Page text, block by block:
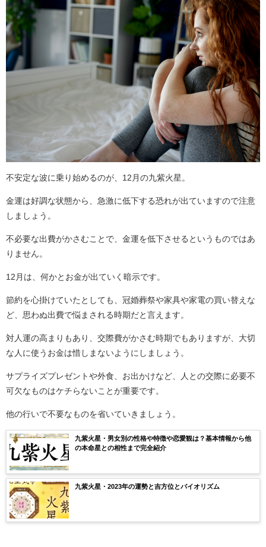
不安定な波に乗り始めるのが、12月の九紫火星。
金運は好調な状態から、急激に低下する恐れが出ていますので注意
しましょう。
不必要な出費がかさむことで、金運を低下させるというものではあ
りません。
12月は、何かとお金が出ていく暗示です。
節約を心掛けていたとしても、冠婚葬祭や家具や家電の買い替えな
ど、思わぬ出費で悩まされる時期だと言えます。
対人運の高まりもあり、交際費がかさむ時期でもありますが、大切
な人に使うお金は惜しまないようにしましょう。
サプライズプレゼントや外食、お出かけなど、人との交際に必要不
可欠なものはケチらないことが重要です。
他の行いで不要なものを省いていきましょう。
九紫火星・男女別の性格や特徴や恋愛観は？基本情報から他
の本命星との相性まで完全紹介
九紫火星・2023年の運勢と吉方位とバイオリズム